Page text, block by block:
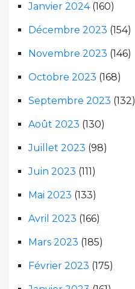
Janvier 2024(160)
Décembre 2023 (154)
Novembre 2023 (146)
Octobre 2023 (168)
Septembre 2023 (132)
Août 2023 (130)
Juillet 2023 (98)
Juin 2023 (111)
Mai 2023 (133)
Avril 2023 (166)
Mars 2023 (185)
Février 2023 (175)